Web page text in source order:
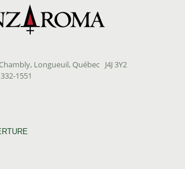
Longueuil, Québec J4J 3Y2
1551